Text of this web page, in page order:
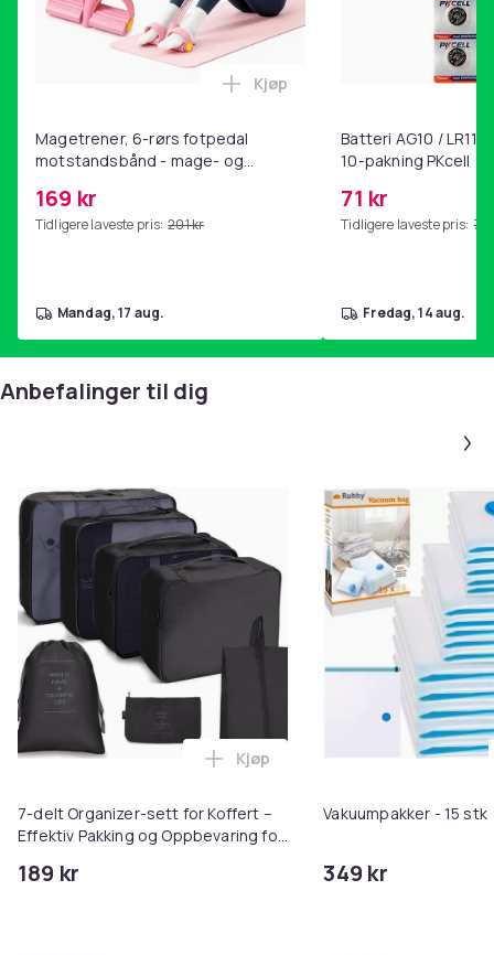
Magetrener, 6-rørs fotpedal
motstandsbånd - mage- og
hjemmegymnastikk Pink
169 kr
Tidligere laveste pris: 201 kr
Legg Magetrener, 6-rørs
Kjøp
mandag, 17 aug.
Batteri AG10 /
10-pakning PKcell
71 kr
Tidligere laveste pris: 76
fredag, 14 aug.
Anbefalinger til dig
7-delt Organizer-sett for Koffert –
Effektiv Pakking og Oppbevaring for
189 kr
Legg 7-delt Organizer-sett for
Kjøp
Vakuumpakker - 15 stk
349 kr